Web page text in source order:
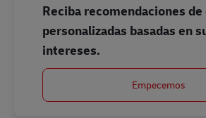
Reciba recomendaciones
personalizadas basadas en
intereses.
Empecemos